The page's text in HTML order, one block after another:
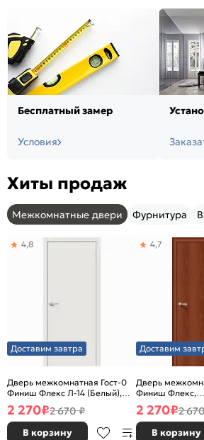
Бесплатный замер
Условия
Хиты продаж
Межкомнатные двери Фурнитура
Доставим завтра
Дверь межкомнатная Гост-0
Финиш Флекс Л-14 (Белый),
глухая, каркасно-щитовая
4,8
2 270₽2 670 ₽
В корзину
Доставим
Дверь
Финиш Флекс,
(ИталОрех),
щитовая
4,7
2 270₽2
В корзину